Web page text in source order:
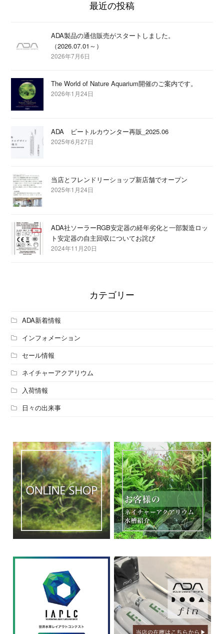
最近の投稿
ADA製品の通信販売がスタートしました。
（2026.07.01～）
2026年7月6日
The World of Nature Aquarium開催のご案内です。
2026年1月24日
ADA ビートルカウンター再販_2025.06
2025年6月27日
当店とフレンドリーショップ新店舗でオープン
2025年1月24日
ADA社ソーラーRGB安定器の経年劣化と一部製造ロッ
ト安定器の自主回収についてお詫び
2024年11月20日
カテゴリー
ADA新着情報
インフォメーション
セール情報
ネイチャーアクアリウム
入荷情報
日々の出来事